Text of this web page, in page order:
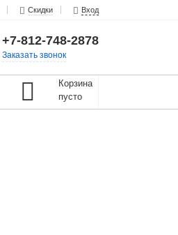
Скидки Вход
+7-812-748-2878
Заказать звонок
Корзина
пусто